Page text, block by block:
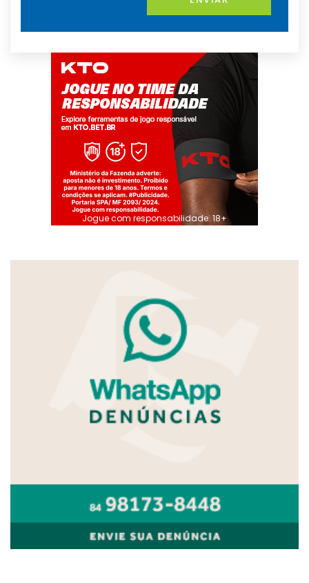
Jogue com responsabilidade. 18+